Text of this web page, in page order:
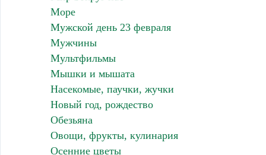
Море
Мужской день 23 февраля
Мужчины
Мультфильмы
Мышки и мышата
Насекомые, паучки, жучки
Новый год, рождество
Обезьяна
Овощи, фрукты, кулинария
Осенние цветы